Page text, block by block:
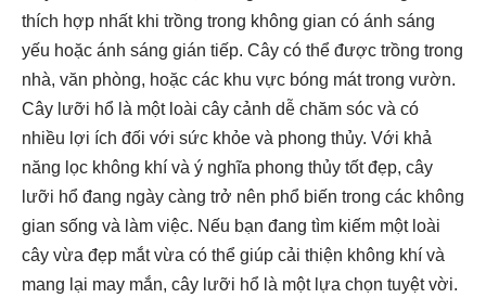
thích hợp nhất khi trồng trong không gian có ánh sáng
yếu hoặc ánh sáng gián tiếp. Cây có thể được trồng trong
nhà, văn phòng, hoặc các khu vực bóng mát trong vườn.
Cây lưỡi hổ là một loài cây cảnh dễ chăm sóc và có
nhiều lợi ích đối với sức khỏe và phong thủy. Với khả
năng lọc không khí và ý nghĩa phong thủy tốt đẹp, cây
lưỡi hổ đang ngày càng trở nên phổ biến trong các không
gian sống và làm việc. Nếu bạn đang tìm kiếm một loài
cây vừa đẹp mắt vừa có thể giúp cải thiện không khí và
mang lại may mắn, cây lưỡi hổ là một lựa chọn tuyệt vời.